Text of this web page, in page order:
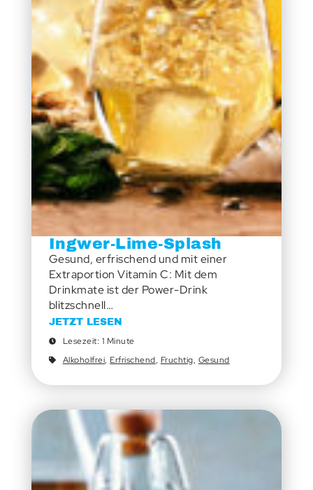
Ingwer-Lime-Splash
Gesund, erfrischend und mit einer
Extraportion Vitamin C: Mit dem
Drinkmate ist der Power-Drink
blitzschnell…
JETZT LESEN
Lesezeit: 1 Minute
Alkoholfrei, Erfrischend, Fruchtig, Gesund